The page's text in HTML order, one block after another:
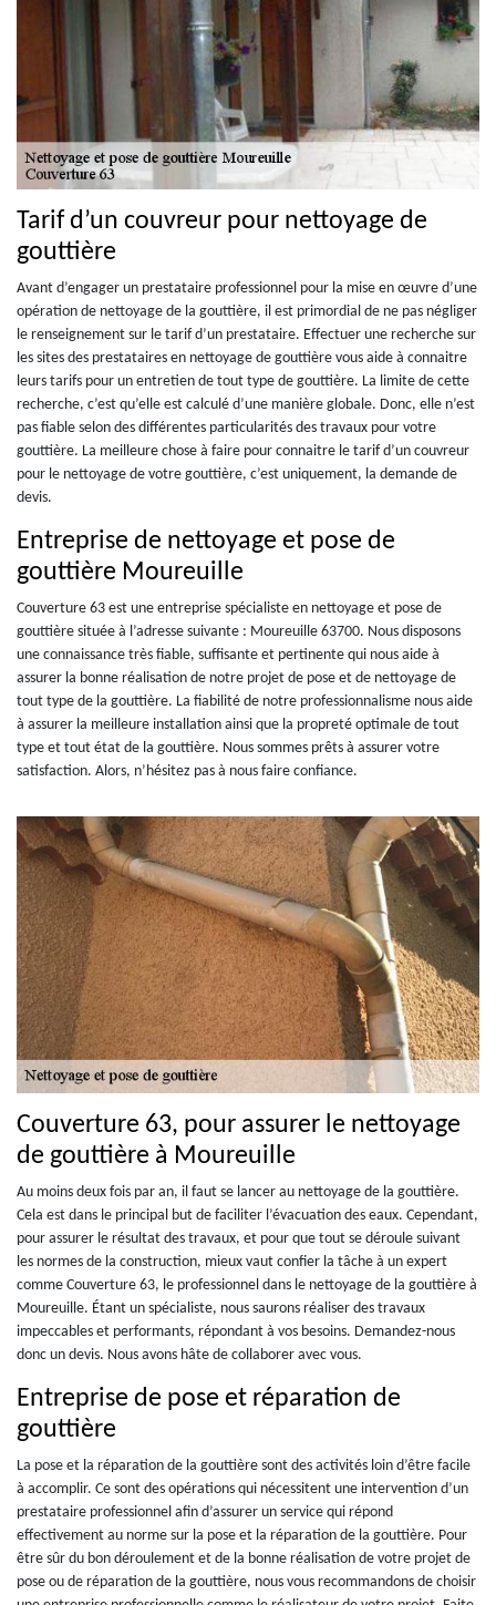
Tarif d’un couvreur pour nettoyage de
gouttière
Avant d’engager un prestataire professionnel pour la mise en œuvre d’une
opération de nettoyage de la gouttière, il est primordial de ne pas négliger
le renseignement sur le tarif d’un prestataire. Effectuer une recherche sur
les sites des prestataires en nettoyage de gouttière vous aide à connaitre
leurs tarifs pour un entretien de tout type de gouttière. La limite de cette
recherche, c’est qu’elle est calculé d’une manière globale. Donc, elle n’est
pas fiable selon des différentes particularités des travaux pour votre
gouttière. La meilleure chose à faire pour connaitre le tarif d’un couvreur
pour le nettoyage de votre gouttière, c’est uniquement, la demande de
devis.
Entreprise de nettoyage et pose de
gouttière Moureuille
Couverture 63 est une entreprise spécialiste en nettoyage et pose de
gouttière située à l’adresse suivante : Moureuille 63700. Nous disposons
une connaissance très fiable, suffisante et pertinente qui nous aide à
assurer la bonne réalisation de notre projet de pose et de nettoyage de
tout type de la gouttière. La fiabilité de notre professionnalisme nous aide
à assurer la meilleure installation ainsi que la propreté optimale de tout
type et tout état de la gouttière. Nous sommes prêts à assurer votre
satisfaction. Alors, n’hésitez pas à nous faire confiance.
Couverture 63, pour assurer le nettoyage
de gouttière à Moureuille
Au moins deux fois par an, il faut se lancer au nettoyage de la gouttière.
Cela est dans le principal but de faciliter l’évacuation des eaux. Cependant,
pour assurer le résultat des travaux, et pour que tout se déroule suivant
les normes de la construction, mieux vaut confier la tâche à un expert
comme Couverture 63, le professionnel dans le nettoyage de la gouttière à
Moureuille. Étant un spécialiste, nous saurons réaliser des travaux
impeccables et performants, répondant à vos besoins. Demandez-nous
donc un devis. Nous avons hâte de collaborer avec vous.
Entreprise de pose et réparation de
gouttière
La pose et la réparation de la gouttière sont des activités loin d’être facile
à accomplir. Ce sont des opérations qui nécessitent une intervention d’un
prestataire professionnel afin d’assurer un service qui répond
effectivement au norme sur la pose et la réparation de la gouttière. Pour
être sûr du bon déroulement et de la bonne réalisation de votre projet de
pose ou de réparation de la gouttière, nous vous recommandons de choisir